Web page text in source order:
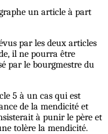
un article à part
par les deux articles
il ne pourra être
par le bourgmestre du
5 à un cas qui est
de la mendicité et
à punir le père et
tolère la mendicité.